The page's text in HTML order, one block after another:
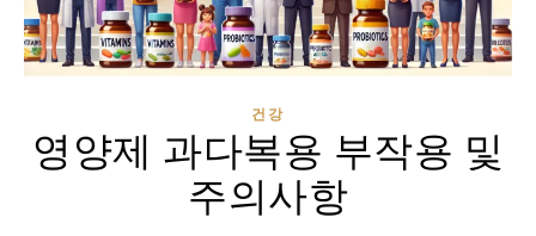
건강
영양제 과다복용 부작용 및
주의사항